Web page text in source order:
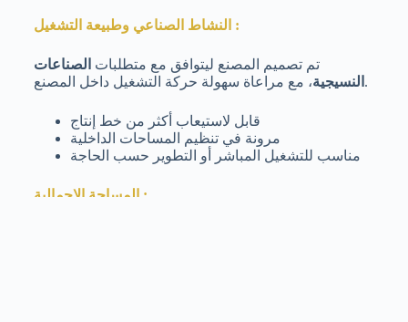
النشاط الصناعي وطبيعة التشغيل :
تم تصميم المصنع ليتوافق مع متطلبات الصناعات
النسيجية ، مع مراعاة سهولة حركة التشغيل داخل المصنع.
قابل لاستيعاب أكثر من خط إنتاج
مرونة في تنظيم المساحات الداخلية
مناسب للتشغيل المباشر أو التطوير حسب الحاجة
المساحة الإجمالية :